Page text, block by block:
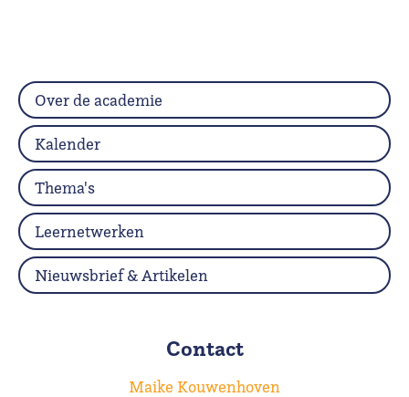
Over de academie
Kalender
Thema's
Leernetwerken
Nieuwsbrief & Artikelen
Contact
Maike Kouwenhoven